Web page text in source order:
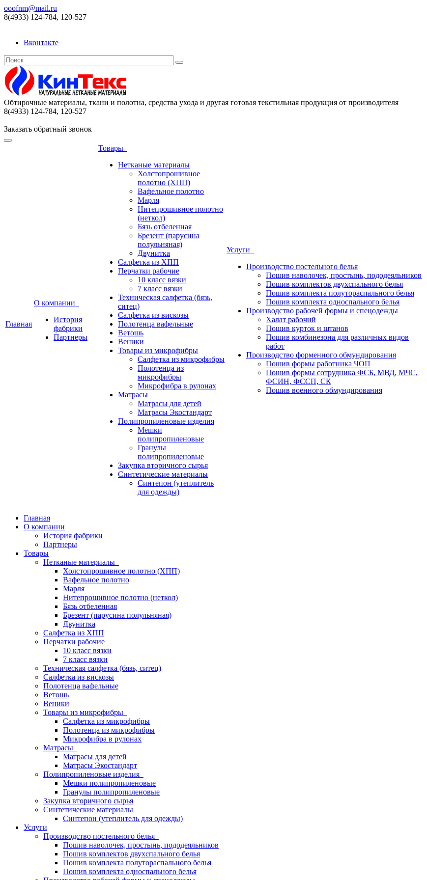
ooofnm@mail.ru
8(4933) 124-784, 120-527
Вконтакте
Обтирочные материалы, ткани и полотна, средства ухода и другая готовая текстильная продукция от производителя
8(4933) 124-784, 120-527
Заказать обратный звонок
Главная
О компании
История
фабрики
Партнеры
Товары
Нетканые материалы
Холстопрошивное
полотно (ХПП)
Вафельное полотно
Марля
Нитепрошивное полотно
(неткол)
Бязь отбеленная
Брезент (парусина
полульняная)
Двунитка
Салфетка из ХПП
Перчатки рабочие
10 класс вязки
7 класс вязки
Техническая салфетка (бязь,
ситец)
Салфетка из вискозы
Полотенца вафельные
Ветошь
Веники
Товары из микрофибры
Салфетка из микрофибры
Полотенца из
микрофибры
Микрофибра в рулонах
Матрасы
Матрасы для детей
Матрасы Экостандарт
Полипропиленовые изделия
Мешки
полипропиленовые
Гранулы
полипропиленовые
Закупка вторичного сырья
Синтетические материалы
Синтепон (утеплитель
для одежды)
Услуги
Производство постельного белья
Пошив наволочек, простынь, пододеяльников
Пошив комплектов двухспального белья
Пошив комплекта полутораспального белья
Пошив комплекта односпального белья
Производство рабочей формы и спецодежды
Халат рабочий
Пошив курток и штанов
Пошив комбинезона для различных видов
работ
Производство форменного обмундирования
Пошив формы работника ЧОП
Пошив формы сотрудника ФСБ, МВД, МЧС,
ФСИН, ФССП, СК
Пошив военного обмундирования
Главная
О компании
История фабрики
Партнеры
Товары
Нетканые материалы
Холстопрошивное полотно (ХПП)
Вафельное полотно
Марля
Нитепрошивное полотно (неткол)
Бязь отбеленная
Брезент (парусина полульняная)
Двунитка
Салфетка из ХПП
Перчатки рабочие
10 класс вязки
7 класс вязки
Техническая салфетка (бязь, ситец)
Салфетка из вискозы
Полотенца вафельные
Ветошь
Веники
Товары из микрофибры
Салфетка из микрофибры
Полотенца из микрофибры
Микрофибра в рулонах
Матрасы
Матрасы для детей
Матрасы Экостандарт
Полипропиленовые изделия
Мешки полипропиленовые
Гранулы полипропиленовые
Закупка вторичного сырья
Синтетические материалы
Синтепон (утеплитель для одежды)
Услуги
Производство постельного белья
Пошив наволочек, простынь, пододеяльников
Пошив комплектов двухспального белья
Пошив комплекта полутораспального белья
Пошив комплекта односпального белья